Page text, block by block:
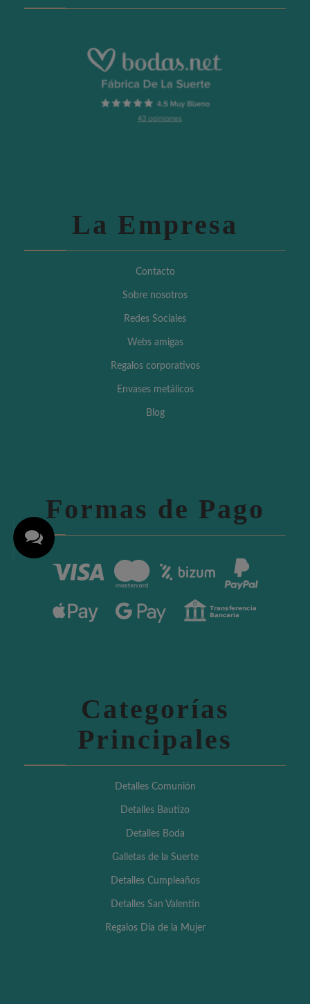
La Empresa
Contacto
Sobre nosotros
Redes Sociales
Webs amigas
Regalos corporativos
Envases metálicos
Blog
Formas de Pago
Categorías
Principales
Detalles Comunión
Detalles Bautizo
Detalles Boda
Galletas de la Suerte
Detalles Cumpleaños
Detalles San Valentín
Regalos Día de la Mujer